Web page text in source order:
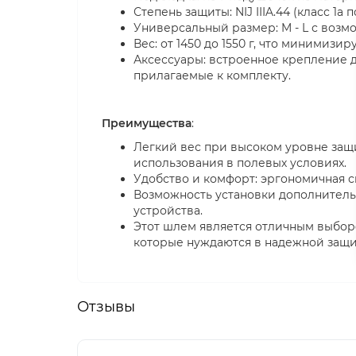
Степень защиты: NIJ IIIA.44 (класс 1а
Универсальный размер: M - L с
Вес: от 1450 до 1550 г, что
Аксессуары: встроенное крепление
прилагаемые к комплекту.
Преимущества:
Легкий вес при высоком уровне
использования в полевых условиях.
Удобство и комфорт: эргономичная
Возможность установки
устройства.
Этот шлем является отличным
которые нуждаются в надежной
Отзывы